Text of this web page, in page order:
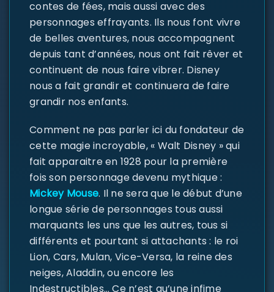
CONNECTER
contes de fées, mais aussi avec des
personnages effrayants. Ils nous font vivre
de belles aventures, nous accompagnent
depuis tant d’années, nous ont fait rêver et
continuent de nous faire vibrer. Disney
nous a fait grandir et continuera de faire
grandir nos enfants.
Comment ne pas parler ici du fondateur de
cette magie incroyable, « Walt Disney » qui
fait apparaitre en 1928 pour la première
fois son personnage devenu mythique :
Mickey Mouse. Il ne sera que le début d’une
longue série de personnages tous aussi
marquants les uns que les autres, tous si
différents et pourtant si attachants : le roi
Lion, Cars, Mulan, Vice-Versa, la reine des
neiges, Aladdin, ou encore les
Indestructibles… Ce n’est qu’une infime